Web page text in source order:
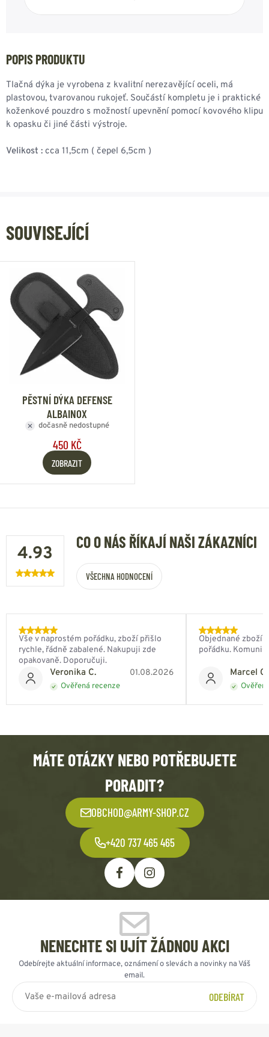
POPIS PRODUKTU
Tlačná dýka je vyrobena z kvalitní nerezavějící oceli, má
plastovou, tvarovanou rukojeť. Součástí kompletu je i praktické
koženkové pouzdro s možností upevnění pomocí kovového klipu
k opasku či jiné části výstroje.
Velikost : cca 11,5cm ( čepel 6,5cm )
SOUVISEJÍCÍ
PĚSTNÍ DÝKA DEFENSE
ALBAINOX
dočasně nedostupné
450 KČ
ZOBRAZIT
4.93
CO O NÁS ŘÍKAJÍ NAŠI ZÁKAZNÍCI
VŠECHNA HODNOCENÍ
Veronika C. 01.08.2026
Ověřená recenze
Vše v naprostém pořádku, zboží přišlo
rychle, řádně zabalené. Nakupuji zde
opakovaně. Doporučuji.
Marcel
Objednané zboží
pořádku.
MÁTE OTÁZKY NEBO POTŘEBUJETE
PORADIT?
OBCHOD@ARMY-SHOP.CZ
+420 737 465 465
NENECHTE SI UJÍT ŽÁDNOU AKCI
Odebírejte aktuální informace, oznámení o slevách a novinky na Váš
email.
ODEBÍRAT